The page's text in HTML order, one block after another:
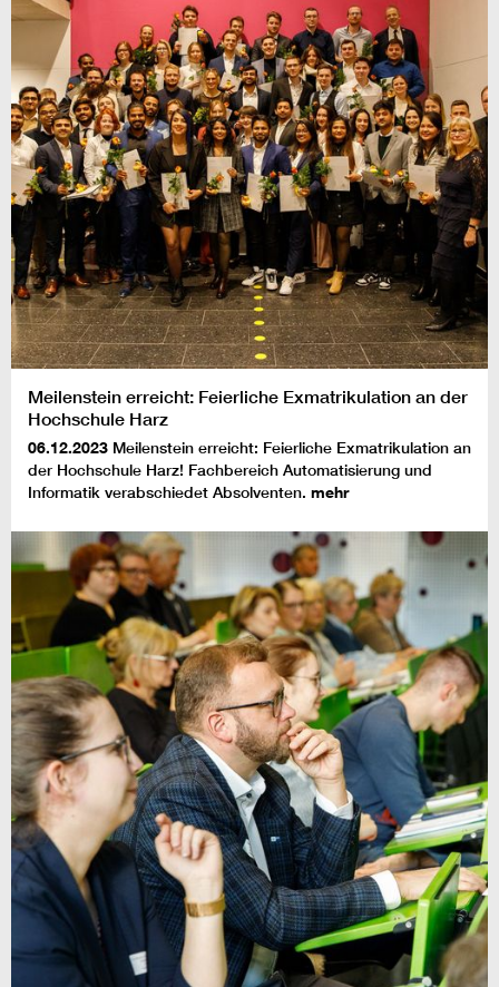
Meilenstein erreicht: Feierliche Exmatrikulation an der
Hochschule Harz
06.12.2023 Meilenstein erreicht: Feierliche Exmatrikulation an
der Hochschule Harz! Fachbereich Automatisierung und
Informatik verabschiedet Absolventen. mehr